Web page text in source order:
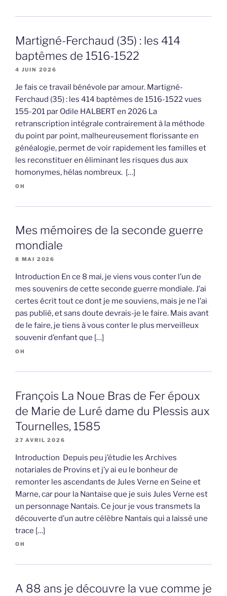
Martigné-Ferchaud (35) : les 414
baptêmes de 1516-1522
4 JUIN 2026
Je fais ce travail bénévole par amour. Martigné-
Ferchaud (35) : les 414 baptêmes de 1516-1522 vues
155-201 par Odile HALBERT en 2026 La
retranscription intégrale contrairement à la méthode
du point par point, malheureusement florissante en
généalogie, permet de voir rapidement les familles et
les reconstituer en éliminant les risques dus aux
homonymes, hélas nombreux. […]
OH
Mes mémoires de la seconde guerre
mondiale
8 MAI 2026
Introduction En ce 8 mai, je viens vous conter l’un de
mes souvenirs de cette seconde guerre mondiale. J’ai
certes écrit tout ce dont je me souviens, mais je ne l’ai
pas publié, et sans doute devrais-je le faire. Mais avant
de le faire, je tiens à vous conter le plus merveilleux
souvenir d’enfant que […]
OH
François La Noue Bras de Fer époux
de Marie de Luré dame du Plessis aux
Tournelles, 1585
27 AVRIL 2026
Introduction Depuis peu j’étudie les Archives
notariales de Provins et j’y ai eu le bonheur de
remonter les ascendants de Jules Verne en Seine et
Marne, car pour la Nantaise que je suis Jules Verne est
un personnage Nantais. Ce jour je vous transmets la
découverte d’un autre célèbre Nantais qui a laissé une
trace […]
OH
A 88 ans je découvre la vue comme je